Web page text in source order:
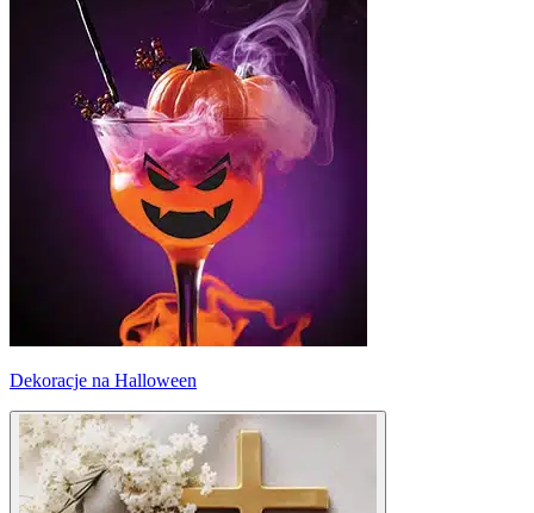
Dekoracje na Halloween